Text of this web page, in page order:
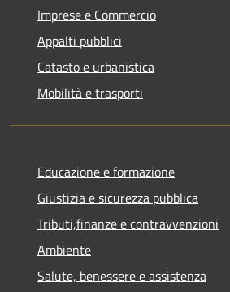
Imprese e Commercio
Appalti pubblici
Catasto e urbanistica
Mobilità e trasporti
Educazione e formazione
Giustizia e sicurezza pubblica
Tributi,finanze e contravvenzioni
Ambiente
Salute, benessere e assistenza